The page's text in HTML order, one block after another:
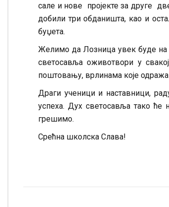
сале и нове пројекте за друге
добили три обданишта, као и
буџета.
Желимо да Лозница увек буде на
светосавља оживотвори у
поштовању, врлинама које
Драги ученици и наставници,
успеха. Дух светосавља тако
грешимо.
Срећна школска Слава!